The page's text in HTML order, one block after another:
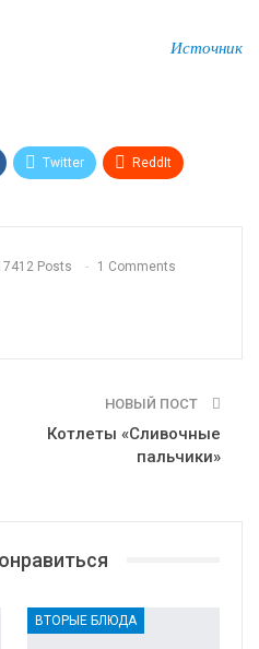
Источник
Twitter ReddIt
Posts 1 Comments
НОВЫЙ ПОСТ
Котлеты «Сливочные
пальчики»
ВТОРЫЕ БЛЮДА